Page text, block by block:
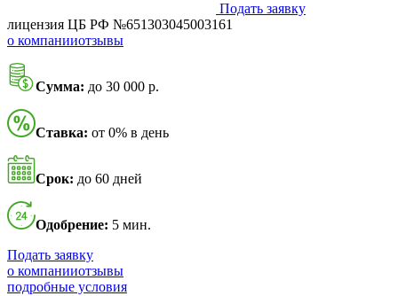
Подать заявку
лицензия ЦБ РФ №651303045003161
о компанииотзывы
Сумма: до 30 000 р.
Ставка: от 0% в день
Срок: до 60 дней
Одобрение: 5 мин.
Подать заявку
о компанииотзывы
подробные условия